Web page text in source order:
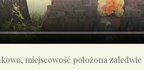
miejscowość położona zaledwie